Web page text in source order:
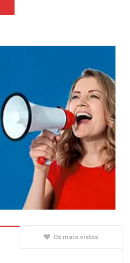
Os mais vistos